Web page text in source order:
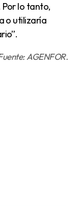
lo tanto,
o utilizaría
Fuente: AGENFOR.